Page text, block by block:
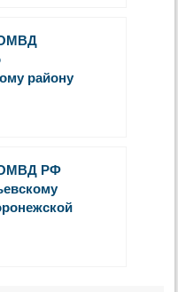
району
РФ